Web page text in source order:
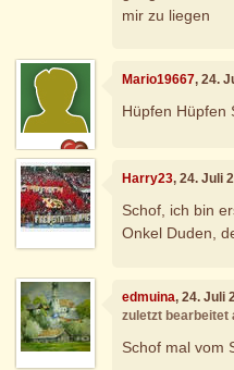
mir zu liegen
Mario19667, 24.
Hüpfen Hüpfen
Harry23, 24. Juli
Schof, ich bin
Onkel Duden,
edmuina, 24. Juli
zuletzt bearbeitet
Schof mal vom